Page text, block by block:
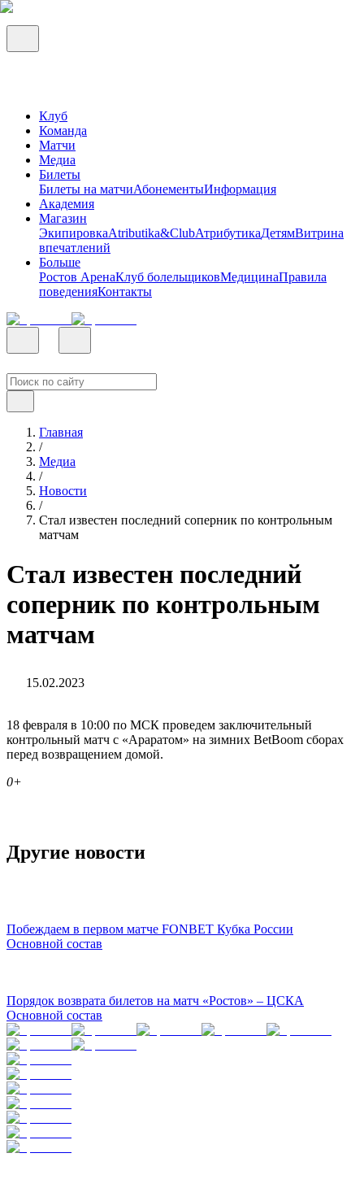
Клуб
Команда
Матчи
Медиа
Билеты
Билеты на матчиАбонементыИнформация
Академия
Магазин
ЭкипировкаAtributika&ClubАтрибутикаДетямВитрина
впечатлений
Больше
Ростов АренаКлуб болельщиковМедицинаПравила
поведенияКонтакты
Главная
/
Медиа
/
Новости
/
Стал известен последний соперник по контрольным
матчам
Стал известен последний
соперник по контрольным
матчам
15.02.2023
18 февраля в 10:00 по МСК проведем заключительный
контрольный матч с «Араратом» на зимних BetBoom сборах
перед возвращением домой.
0+
Другие новости
Побеждаем в первом матче FONBET Кубка России
Основной состав
Порядок возврата билетов на матч «Ростов» – ЦСКА
Основной состав